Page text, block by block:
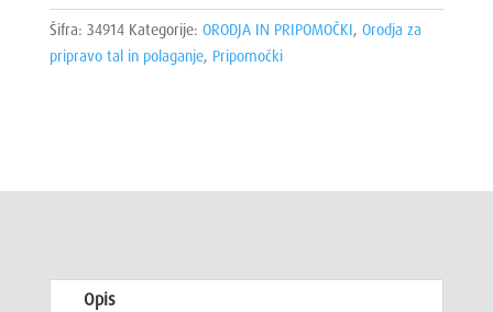
Šifra: 34914 Kategorije: ORODJA IN PRIPOMOČKI, Orodja za
pripravo tal in polaganje, Pripomočki
Opis